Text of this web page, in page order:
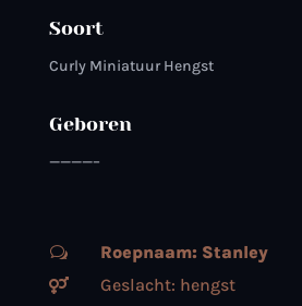
Soort
Curly Miniatuur Hengst
Geboren
————–
w Roepnaam: Stanley
 Geslacht: hengst